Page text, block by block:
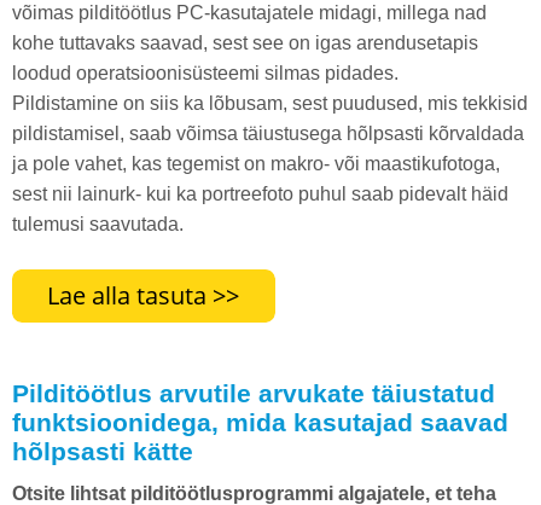
võimas pilditöötlus PC-kasutajatele midagi, millega nad
kohe tuttavaks saavad, sest see on igas arendusetapis
loodud operatsioonisüsteemi silmas pidades.
Pildistamine on siis ka lõbusam, sest puudused, mis tekkisid
pildistamisel, saab võimsa täiustusega hõlpsasti kõrvaldada
ja pole vahet, kas tegemist on makro- või maastikufotoga,
sest nii lainurk- kui ka portreefoto puhul saab pidevalt häid
tulemusi saavutada.
Pilditöötlus arvutile arvukate täiustatud
funktsioonidega, mida kasutajad saavad
hõlpsasti kätte
Otsite lihtsat pilditöötlusprogrammi algajatele, et teha